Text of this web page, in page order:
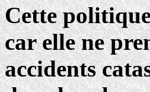
Cette
car elle ne
accidents